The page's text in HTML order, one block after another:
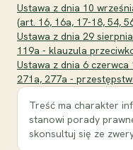
Ustawa z dnia 10
(art. 16, 16a, 17-18, 54,
Ustawa z dnia 29
119a - klauzula
Ustawa z dnia 6
271a, 277a -
Treść ma charakter
stanowi porady
skonsultuj się ze